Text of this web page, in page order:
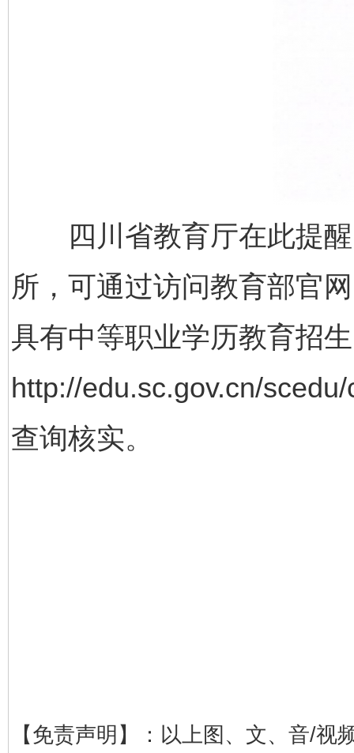
四川省教育厅在此提醒
所，可通过访问教育部官
具有中等职业学历教育招
http://edu.sc.gov.cn/
查询核实。
【免责声明】：以上图、文、音/
法徽映军营 权益有保障